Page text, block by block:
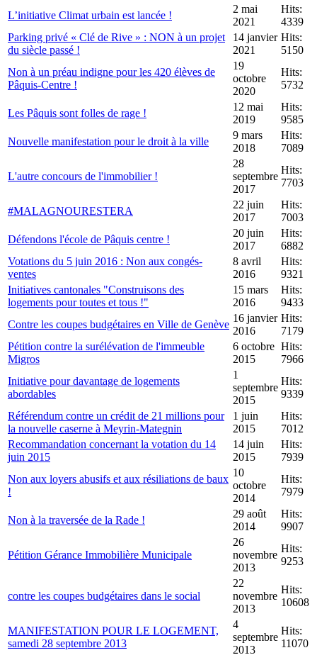
L’initiative Climat urbain est lancée !
2 mai
2021
Hits:
4339
Parking privé « Clé de Rive » : NON à un projet
du siècle passé !
14 janvier
2021
Hits:
5150
Non à un préau indigne pour les 420 élèves de
Pâquis-Centre !
19
octobre
2020
Hits:
5732
Les Pâquis sont folles de rage !
12 mai
2019
Hits:
9585
Nouvelle manifestation pour le droit à la ville
9 mars
2018
Hits:
7089
L'autre concours de l'immobilier !
28
septembre
2017
Hits:
7703
#MALAGNOURESTERA
22 juin
2017
Hits:
7003
Défendons l'école de Pâquis centre !
20 juin
2017
Hits:
6882
Votations du 5 juin 2016 : Non aux congés-
ventes
8 avril
2016
Hits:
9321
Initiatives cantonales "Construisons des
logements pour toutes et tous !"
15 mars
2016
Hits:
9433
Contre les coupes budgétaires en Ville de Genève
16 janvier
2016
Hits:
7179
Pétition contre la surélévation de l'immeuble
Migros
6 octobre
2015
Hits:
7966
Initiative pour davantage de logements
abordables
1
septembre
2015
Hits:
9339
Référendum contre un crédit de 21 millions pour
la nouvelle caserne à Meyrin-Mategnin
1 juin
2015
Hits:
7012
Recommandation concernant la votation du 14
juin 2015
14 juin
2015
Hits:
7939
Non aux loyers abusifs et aux résiliations de baux
!
10
octobre
2014
Hits:
7979
Non à la traversée de la Rade !
29 août
2014
Hits:
9907
Pétition Gérance Immobilière Municipale
26
novembre
2013
Hits:
9253
contre les coupes budgétaires dans le social
22
novembre
2013
Hits:
10608
MANIFESTATION POUR LE LOGEMENT,
samedi 28 septembre 2013
4
septembre
2013
Hits:
11070